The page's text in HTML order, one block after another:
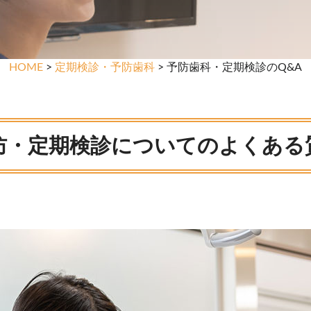
HOME > 定期検診・予防歯科 > 予防歯科・定期検診のQ&A
・定期検診についてのよくある